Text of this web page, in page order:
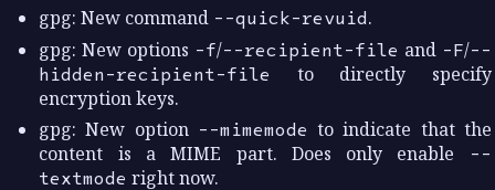
gpg: New command --quick-revuid.
gpg: New options -f/--recipient-file and -F/--
hidden-recipient-file to directly specify
encryption keys.
gpg: New option --mimemode to indicate that the
content is a MIME part. Does only enable --
textmode right now.